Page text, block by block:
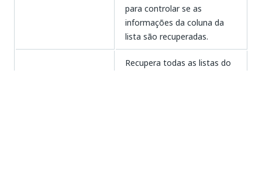
para controlar se as
informações da coluna da
lista são recuperadas.
Recupera todas as listas do